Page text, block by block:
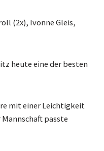
(2x), Ivonne Gleis,
heute eine der besten
mit einer Leichtigkeit
passte